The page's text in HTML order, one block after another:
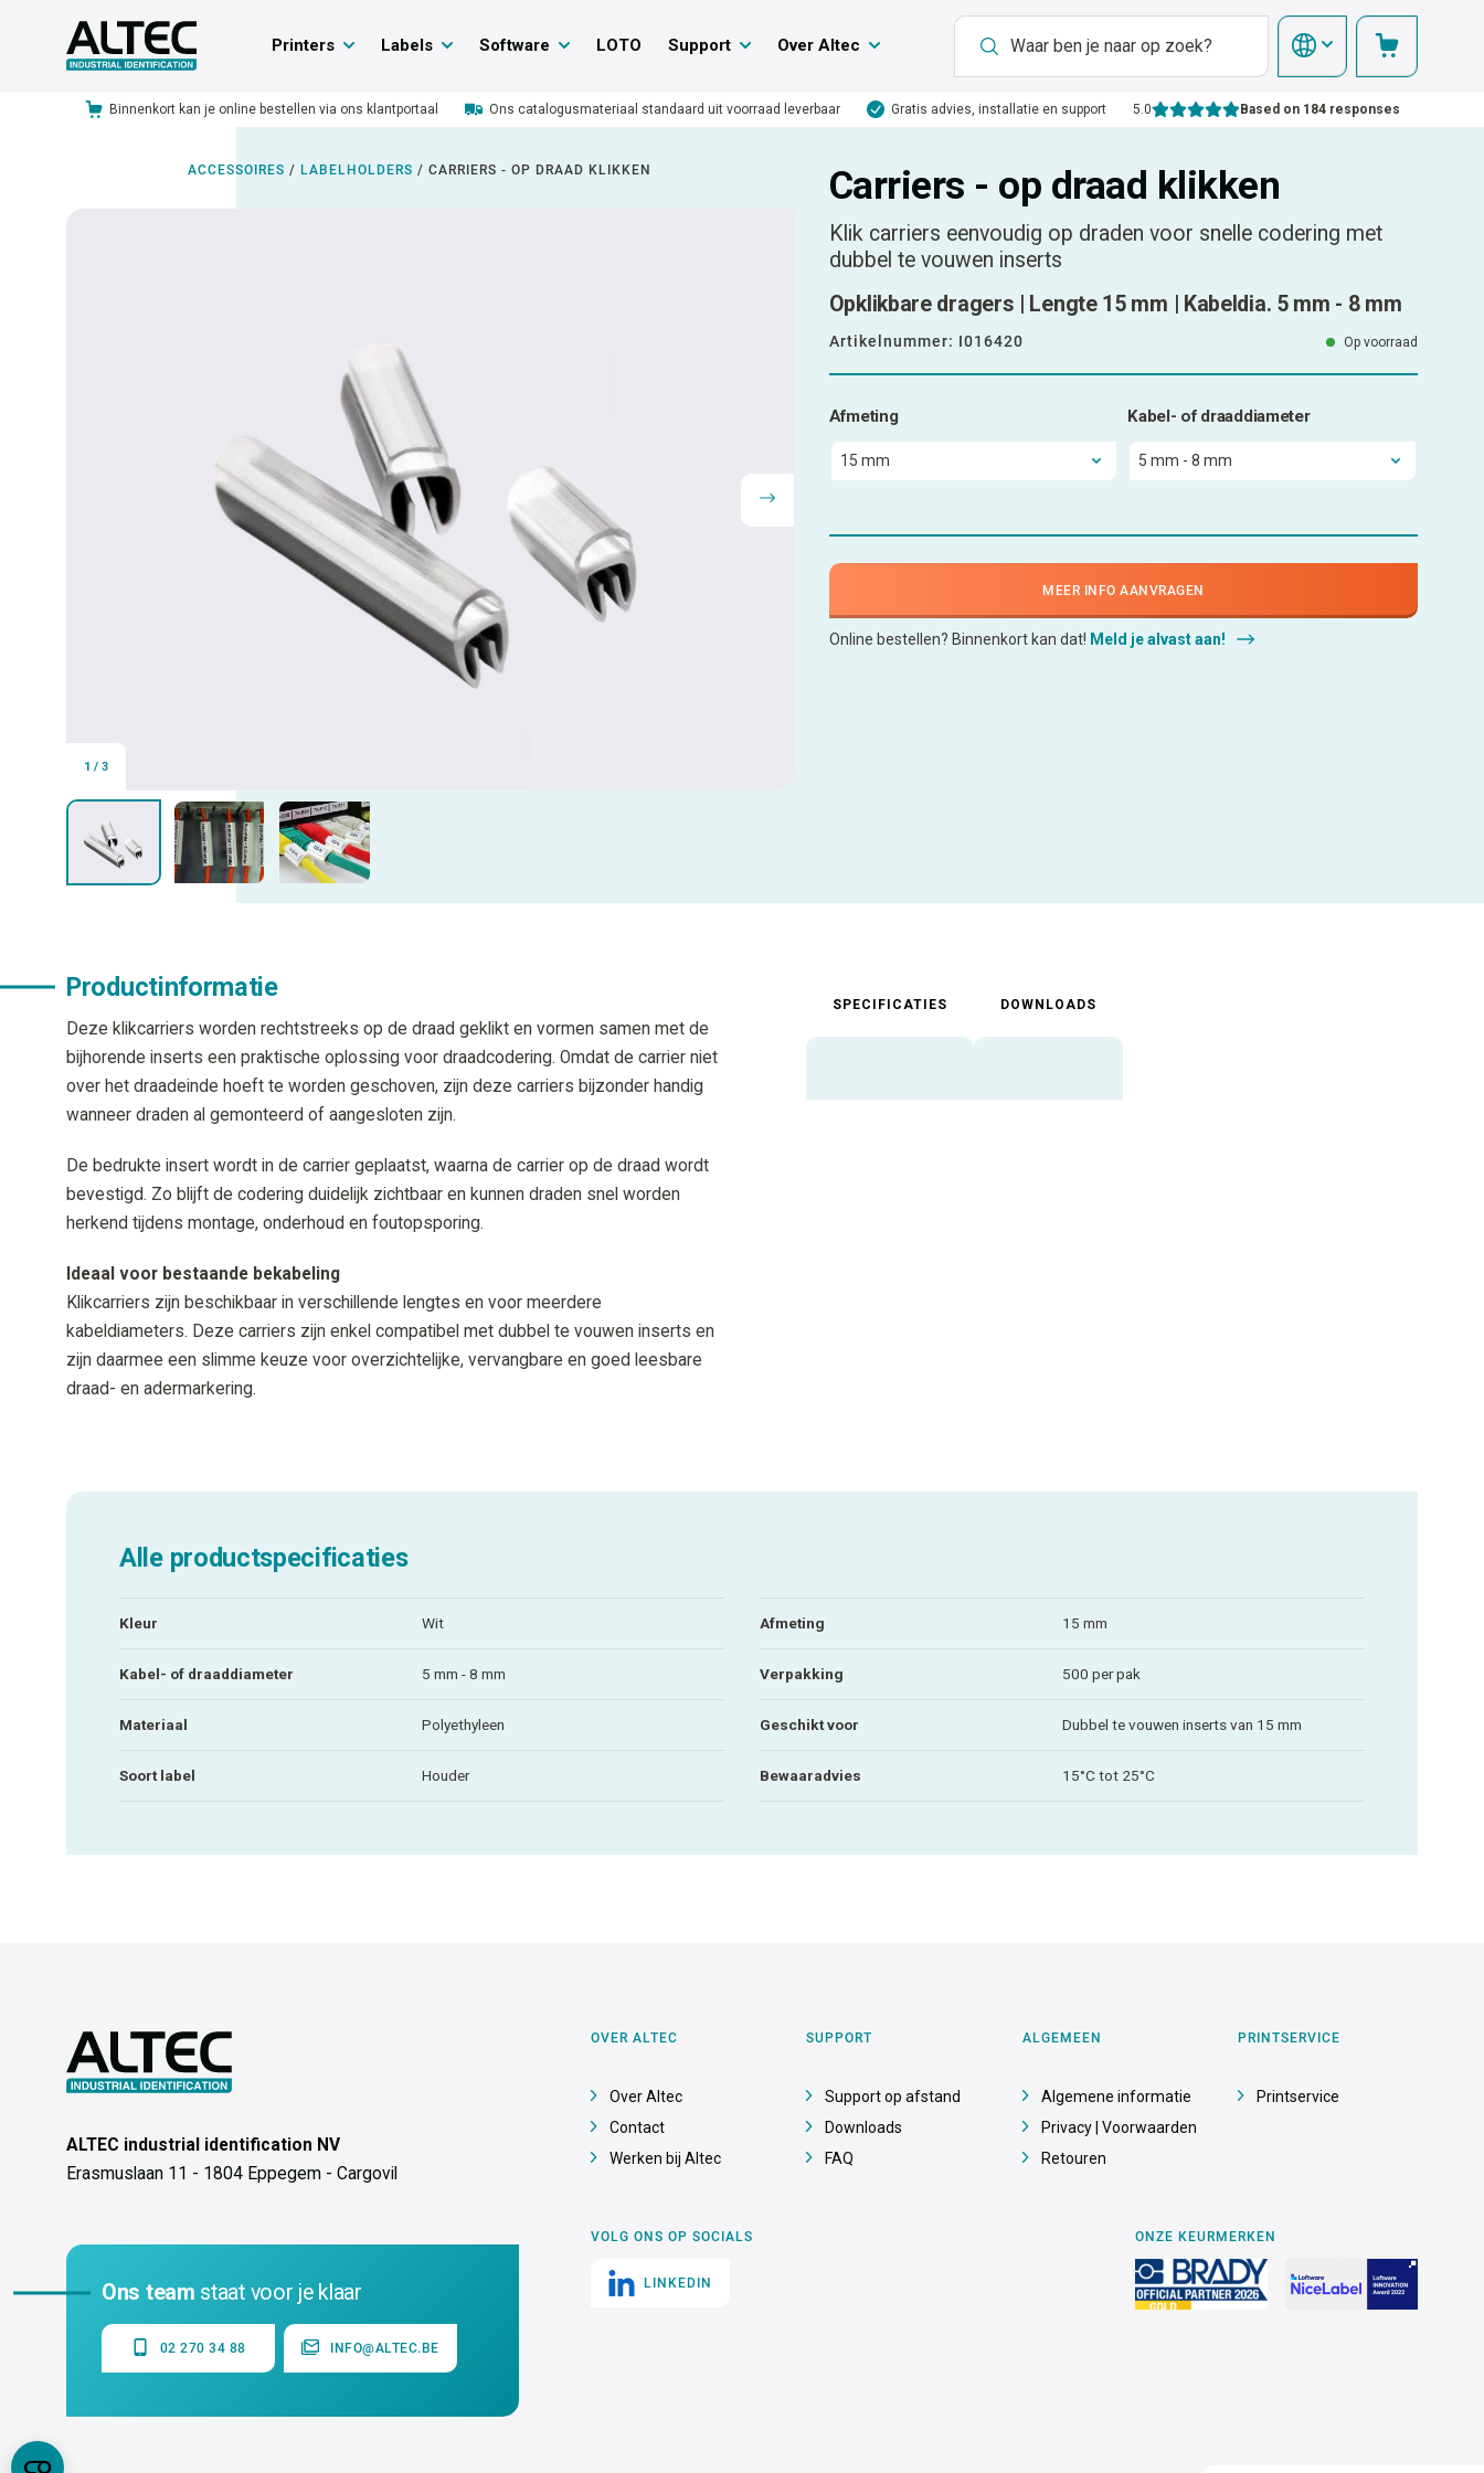
Printers Labels Software LOTO Support Over Altec
Binnenkort kan je online bestellen via ons klantportaal Ons catalogusmateriaal standaard uit voorraad leverbaar Gratis advies, installatie en support 5.0 Based on 184 responses
ACCESSOIRES / LABELHOLDERS / CARRIERS - OP DRAAD KLIKKEN
1 / 3
Carriers - op draad klikken
Klik carriers eenvoudig op draden voor snelle codering met
dubbel te vouwen inserts
Opklikbare dragers | Lengte 15 mm | Kabeldia. 5 mm - 8 mm
Artikelnummer: I016420 Op voorraad
Afmeting Kabel- of draaddiameter
MEER INFO AANVRAGEN
Online bestellen? Binnenkort kan dat! Meld je alvast aan!
Productinformatie
Deze klikcarriers worden rechtstreeks op de draad geklikt en vormen samen met de
bijhorende inserts een praktische oplossing voor draadcodering. Omdat de carrier niet
over het draadeinde hoeft te worden geschoven, zijn deze carriers bijzonder handig
wanneer draden al gemonteerd of aangesloten zijn.
De bedrukte insert wordt in de carrier geplaatst, waarna de carrier op de draad wordt
bevestigd. Zo blijft de codering duidelijk zichtbaar en kunnen draden snel worden
herkend tijdens montage, onderhoud en foutopsporing.
Ideaal voor bestaande bekabeling
Klikcarriers zijn beschikbaar in verschillende lengtes en voor meerdere
kabeldiameters. Deze carriers zijn enkel compatibel met dubbel te vouwen inserts en
zijn daarmee een slimme keuze voor overzichtelijke, vervangbare en goed leesbare
draad- en adermarkering.
SPECIFICATIES DOWNLOADS
Alle productspecificaties
Kleur Wit Afmeting 15 mm
Kabel- of draaddiameter 5 mm - 8 mm Verpakking 500 per pak
Materiaal Polyethyleen Geschikt voor Dubbel te vouwen inserts van 15 mm
Soort label Houder Bewaaradvies 15°C tot 25°C
ALTEC industrial identification NV
Erasmuslaan 11 - 1804 Eppegem - Cargovil
Ons team staat voor je klaar
02 270 34 88 INFO@ALTEC.BE
OVER ALTEC
Over Altec
Contact
Werken bij Altec
SUPPORT
Support op afstand
Downloads
FAQ
ALGEMEEN
Algemene informatie
Privacy | Voorwaarden
Retouren
PRINTSERVICE
Printservice
VOLG ONS OP SOCIALS
LINKEDIN
ONZE KEURMERKEN